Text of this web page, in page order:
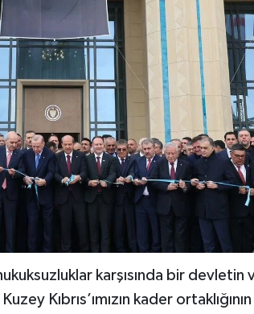
karşısında bir devletin
Kıbrıs’ımızın kader